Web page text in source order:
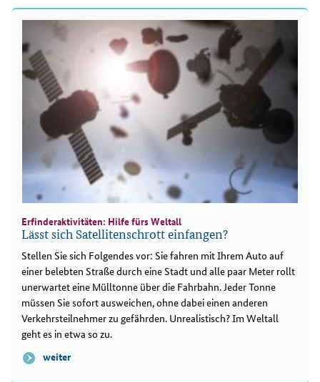
Erfinderaktivitäten: Hilfe fürs Weltall
Lässt sich Satellitenschrott einfangen?
Stellen Sie sich Folgendes vor: Sie fahren mit Ihrem Auto auf
einer belebten Straße durch eine Stadt und alle paar Meter rollt
unerwartet eine Mülltonne über die Fahrbahn. Jeder Tonne
müssen Sie sofort ausweichen, ohne dabei einen anderen
Verkehrsteilnehmer zu gefährden. Unrealistisch? Im Weltall
geht es in etwa so zu.
weiter